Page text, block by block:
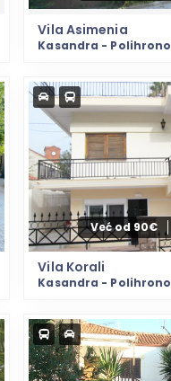
Vila Asimenia
Kasandra - Polihrono
Već od 90€
Vila Korali
Kasandra - Polihrono